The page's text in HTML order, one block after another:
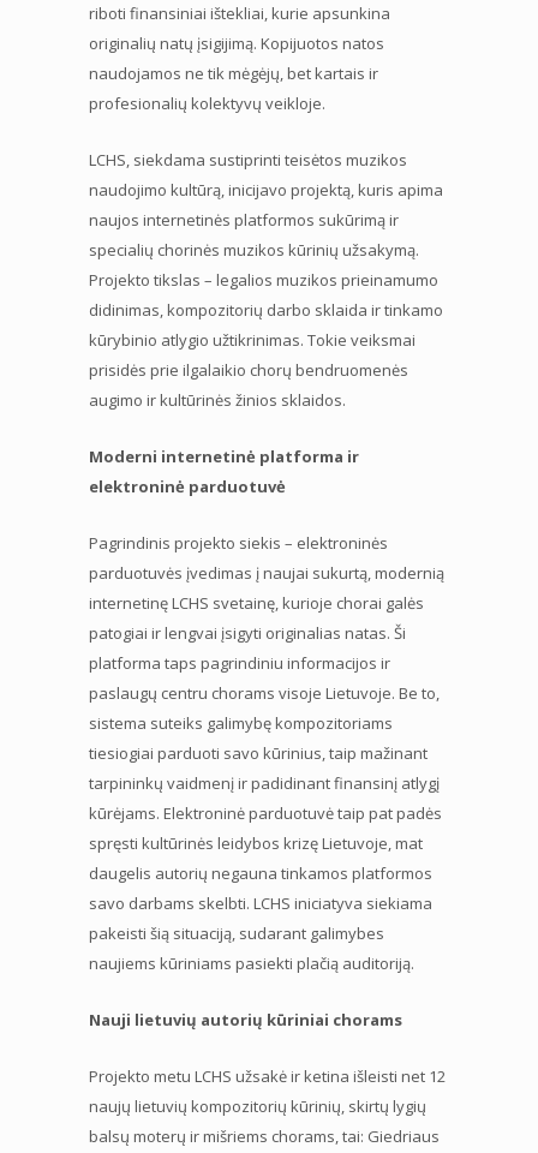
riboti finansiniai ištekliai, kurie apsunkina
originalių natų įsigijimą. Kopijuotos natos
naudojamos ne tik mėgėjų, bet kartais ir
profesionalių kolektyvų veikloje.
LCHS, siekdama sustiprinti teisėtos muzikos
naudojimo kultūrą, inicijavo projektą, kuris apima
naujos internetinės platformos sukūrimą ir
specialių chorinės muzikos kūrinių užsakymą.
Projekto tikslas – legalios muzikos prieinamumo
didinimas, kompozitorių darbo sklaida ir tinkamo
kūrybinio atlygio užtikrinimas. Tokie veiksmai
prisidės prie ilgalaikio chorų bendruomenės
augimo ir kultūrinės žinios sklaidos.
Moderni internetinė platforma ir
elektroninė parduotuvė
Pagrindinis projekto siekis – elektroninės
parduotuvės įvedimas į naujai sukurtą, modernią
internetinę LCHS svetainę, kurioje chorai galės
patogiai ir lengvai įsigyti originalias natas. Ši
platforma taps pagrindiniu informacijos ir
paslaugų centru chorams visoje Lietuvoje. Be to,
sistema suteiks galimybę kompozitoriams
tiesiogiai parduoti savo kūrinius, taip mažinant
tarpininkų vaidmenį ir padidinant finansinį atlygį
kūrėjams. Elektroninė parduotuvė taip pat padės
spręsti kultūrinės leidybos krizę Lietuvoje, mat
daugelis autorių negauna tinkamos platformos
savo darbams skelbti. LCHS iniciatyva siekiama
pakeisti šią situaciją, sudarant galimybes
naujiems kūriniams pasiekti plačią auditoriją.
Nauji lietuvių autorių kūriniai chorams
Projekto metu LCHS užsakė ir ketina išleisti net 12
naujų lietuvių kompozitorių kūrinių, skirtų lygių
balsų moterų ir mišriems chorams, tai: Giedriaus